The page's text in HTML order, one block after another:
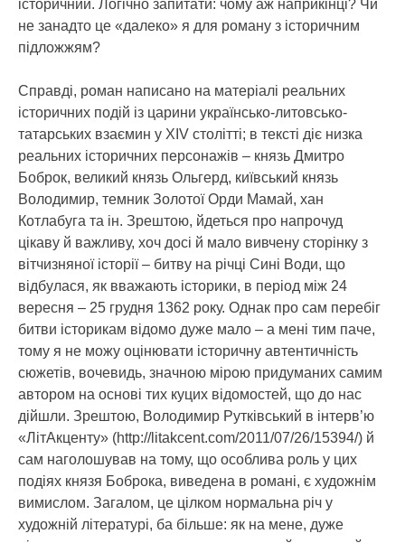
історичний. Логічно запитати: чому аж наприкінці? Чи
не занадто це «далеко» я для роману з історичним
підложжям?
Справді, роман написано на матеріалі реальних
історичних подій із царини українсько-литовсько-
татарських взаємин у XIV столітті; в тексті діє низка
реальних історичних персонажів – князь Дмитро
Боброк, великий князь Ольгерд, київський князь
Володимир, темник Золотої Орди Мамай, хан
Котлабуга та ін. Зрештою, йдеться про напрочуд
цікаву й важливу, хоч досі й мало вивчену сторінку з
вітчизняної історії – битву на річці Сині Води, що
відбулася, як вважають історики, в період між 24
вересня – 25 грудня 1362 року. Однак про сам перебіг
битви історикам відомо дуже мало – а мені тим паче,
тому я не можу оцінювати історичну автентичність
сюжетів, вочевидь, значною мірою придуманих самим
автором на основі тих куцих відомостей, що до нас
дійшли. Зрештою, Володимир Рутківський в інтерв’ю
«ЛітАкценту» (http://litakcent.com/2011/07/26/15394/) й
сам наголошував на тому, що особлива роль у цих
подіях князя Боброка, виведена в романі, є художнім
вимислом. Загалом, це цілком нормальна річ у
художній літературі, ба більше: як на мене, дуже